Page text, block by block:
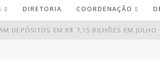
DIRETORIA COORDENAÇÃO
DEPÓSITOS EM R$ 7,15 BILHÕES EM JULHO
ACUMULA PARA R$ 165 MILHÕES